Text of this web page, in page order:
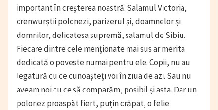
important în creșterea noastră. Salamul Victoria,
crenwurștii polonezi, parizerul și, doamnelor și
domnilor, delicatesa supremă, salamul de Sibiu.
Fiecare dintre cele menționate mai sus ar merita
dedicată o poveste numai pentru ele. Copii, nu au
legatură cu ce cunoașteți voi în ziua de azi. Sau nu
aveam noi cu ce să comparăm, posibil și asta. Dar un
polonez proaspăt fiert, puțin crăpat, o felie